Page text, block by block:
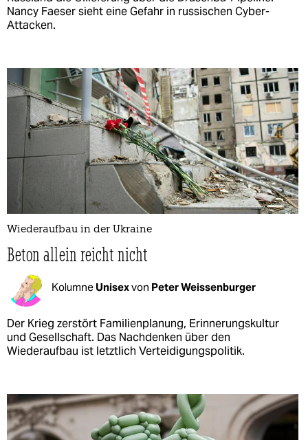
Nancy Faeser sieht eine Gefahr in russischen Cyber-
Attacken.
Wiederaufbau in der Ukraine
Beton allein reicht nicht
Kolumne Unisexvon Peter Weissenburger
Der Krieg zerstört Familienplanung, Erinnerungskultur
und Gesellschaft. Das Nachdenken über den
Wiederaufbau ist letztlich Verteidigungspolitik.